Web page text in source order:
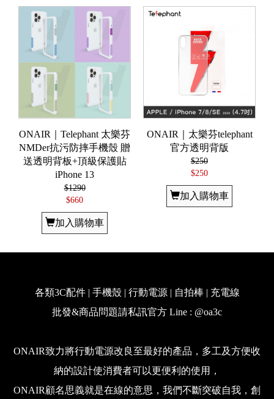
ONAIR｜Telephant 太樂芬
NMDer抗污防摔手機殼 贈
送透明背板+頂級保護貼
iPhone 13
$1290
$660
加入購物車
ONAIR｜太樂芬telephant
官方透明背版
$250
$250
加入購物車
各類3C配件 | 手機殼 | 行動電源 | 自拍棒 | 充電線
批發&商品問題請私訊官方 Line : @oa3c
ONAIR致力將行動電源改良至最好的產品，多工及方便收
納的設計使消費者可以更便利的使用，
ONAIR顧名思義就是在線的意思，我們不斷突破自我，創